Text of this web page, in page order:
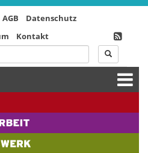
AGB
Datenschutz
Kontakt